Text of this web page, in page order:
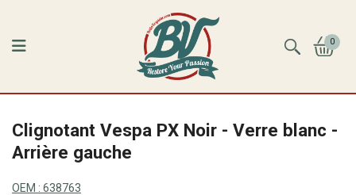
0
Clignotant Vespa PX Noir - Verre blanc -
Arrière gauche
OEM : 638763